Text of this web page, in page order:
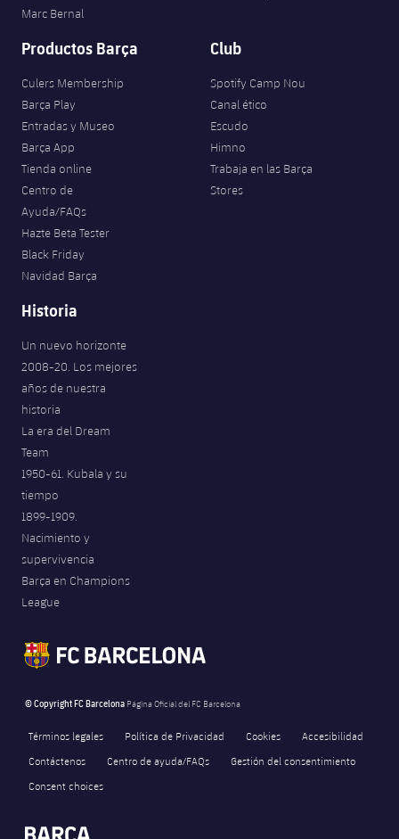
Marc Bernal
Productos Barça
Culers Membership
Barça Play
Entradas y Museo
Barça App
Tienda online
Centro de
Ayuda/FAQs
Hazte Beta Tester
Black Friday
Navidad Barça
Club
Spotify Camp Nou
Canal ético
Escudo
Himno
Trabaja en las Barça
Stores
Historia
Un nuevo horizonte
2008-20. Los mejores
años de nuestra
historia
La era del Dream
Team
1950-61. Kubala y su
tiempo
1899-1909.
Nacimiento y
supervivencia
Barça en Champions
League
© Copyright FC Barcelona Página Oficial del FC Barcelona
Términos legales Política de Privacidad Cookies
Accesibilidad
Contáctenos
Centro de ayuda/FAQs
Gestión del consentimiento
Consent choices